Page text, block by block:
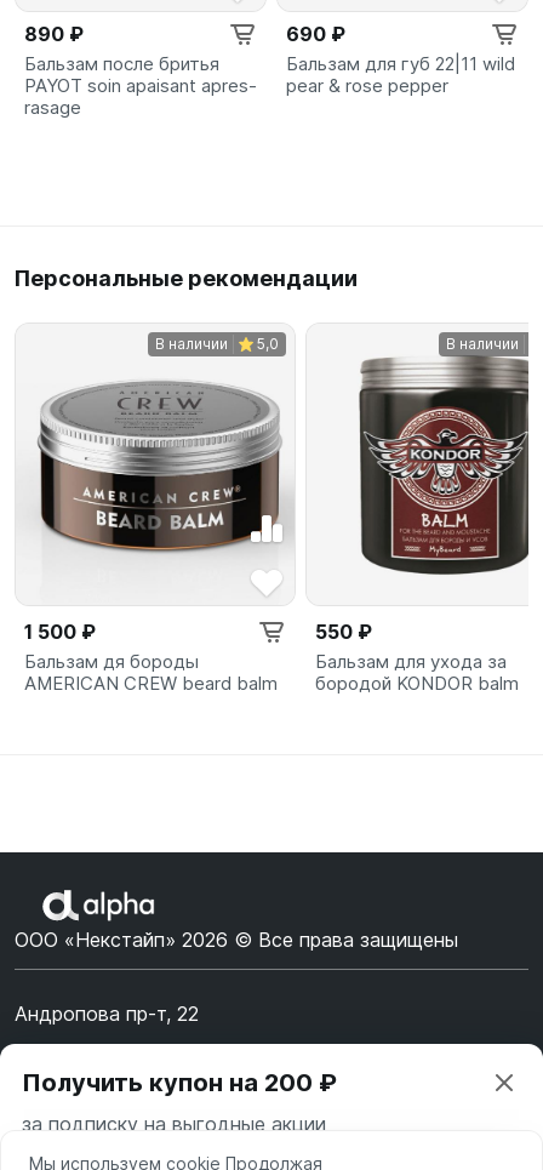
890 ₽
Бальзам после бритья
PAYOT soin apaisant apres-
rasage
690 ₽
Бальзам для губ 22|11 wild
pear & rose pepper
Персональные рекомендации
В наличии 5,0
1 500 ₽
Бальзам дя бороды
AMERICAN CREW beard balm
В наличии
550 ₽
Бальзам для ухода за
бородой KONDOR balm
ООО «Некстайп» 2026 © Все права защищены
Андропова пр-т, 22
8 (800) 123-55-44
msk@alpha-demo.ru
Получить купон на 200 ₽
за подписку на выгодные акции
Мы используем cookie Продолжая